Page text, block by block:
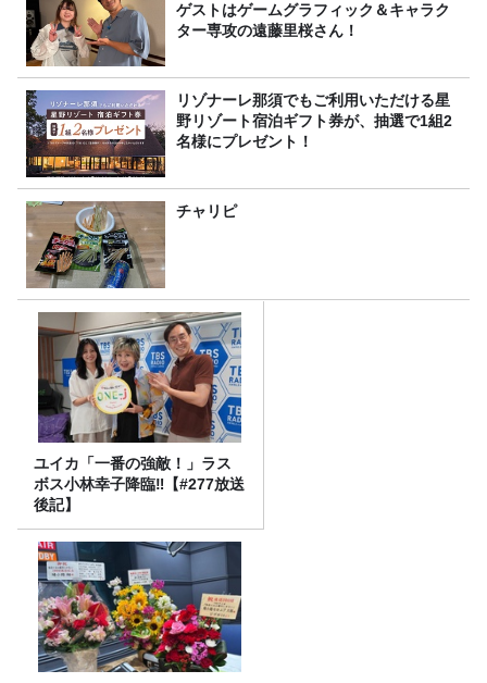
ゲストはゲームグラフィック＆キャラク
ター専攻の遠藤里桜さん！
リゾナーレ那須でもご利用いただける星
野リゾート宿泊ギフト券が、抽選で1組2
名様にプレゼント！
チャリピ
ユイカ「一番の強敵！」ラス
ボス小林幸子降臨‼【#277放送
後記】